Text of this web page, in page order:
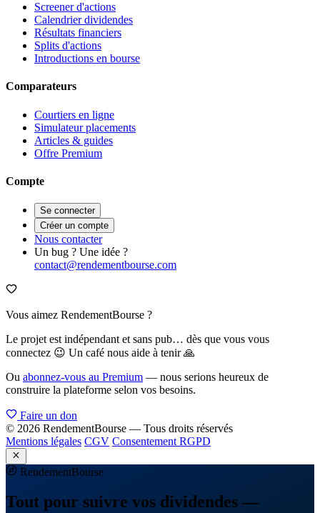
Screener d'actions
Calendrier dividendes
Résultats financiers
Splits d'actions
Introductions en bourse
Comparateurs
Courtiers en ligne
Simulateur placements
Articles & guides
Offre Premium
Compte
Se connecter
Créer un compte
Nous contacter
Un bug ? Une idée ?
contact@rendementbourse.com
Vous aimez RendementBourse ?
Le projet est indépendant et sans pub… dès que vous vous
connectez 😉 Un café nous aide à tenir 🙏
Ou abonnez-vous au Premium — nous serions heureux de
construire la plateforme selon vos besoins.
Faire un don
© 2026 RendementBourse — Tous droits réservés
Mentions légales CGV Consentement RGPD
RendementBourse
Tout pour suivre vos dividendes —